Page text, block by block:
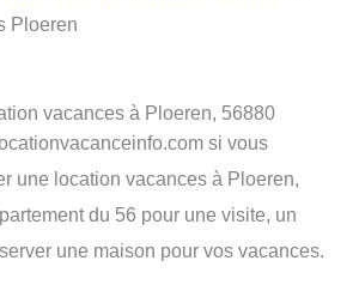
Ploeren
vacances à Ploeren, 56880
si vous
une location vacances à Ploeren,
du 56 pour une visite, un
une maison pour vos vacances.